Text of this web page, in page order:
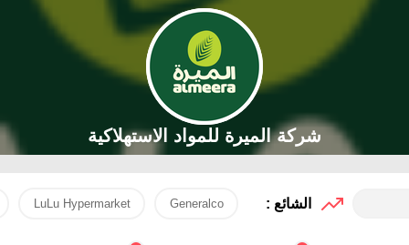
شركة الميرة للمواد الاستهلاكية
الشائع : Generalco
LuLu Hypermarket